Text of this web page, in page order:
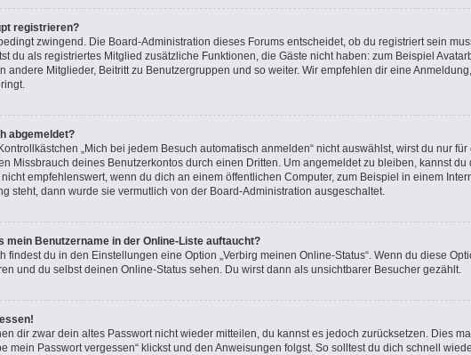
registrieren?
zwingend. Die Board-Administration dieses Forums entscheidet, ob du registriert sein
du als registriertes Mitglied zusätzliche Funktionen, die Gäste nicht haben: zum Beispiel
andere Mitglieder, Beitritt zu Benutzergruppen und so weiter. Wir empfehlen dir eine
abgemeldet?
„Mich bei jedem Besuch automatisch anmelden“ nicht auswählst, wirst du nur für
Missbrauch deines Benutzerkontos durch einen Dritten. Um angemeldet zu bleiben, kannst du
empfehlenswert, wenn du dich an einem öffentlichen Computer, zum Beispiel in einem
steht, dann wurde sie vermutlich von der Board-Administration ausgeschaltet.
mein Benutzername in der Online-Liste auftaucht?
findest du in den Einstellungen eine Option „Verbirg meinen Online-Status“. Wenn du diese
und du selbst deinen Online-Status sehen. Du wirst dann als unsichtbarer Besucher gezählt.
dir zwar dein altes Passwort nicht wieder mitteilen, du kannst es jedoch zurücksetzen. Dies
mein Passwort vergessen“ klickst und den Anweisungen folgst. So solltest du dich schnell